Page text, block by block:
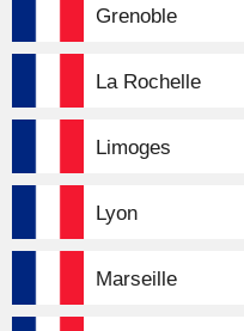
Grenoble
La Rochelle
Limoges
Lyon
Marseille